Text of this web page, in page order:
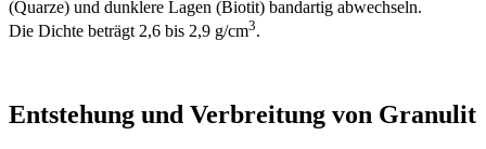
(Quarze) und dunklere Lagen (Biotit) bandartig abwechseln.
Die Dichte beträgt 2,6 bis 2,9 g/cm3.
Entstehung und Verbreitung von Granulit